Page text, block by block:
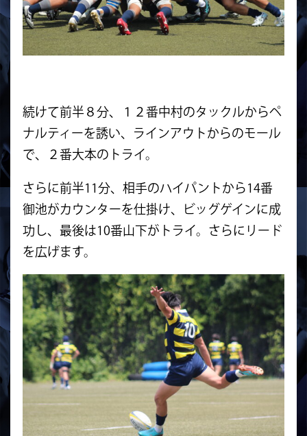
続けて前半８分、１２番中村のタックルからペ
ナルティーを誘い、ラインアウトからのモール
で、２番大本のトライ。
さらに前半11分、相手のハイパントから14番
御池がカウンターを仕掛け、ビッグゲインに成
功し、最後は10番山下がトライ。さらにリード
を広げます。